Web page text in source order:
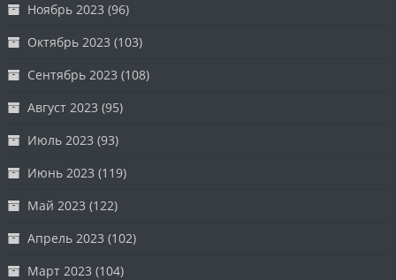
Ноябрь 2023 (96)
Октябрь 2023 (103)
Сентябрь 2023 (108)
Август 2023 (95)
Июль 2023 (93)
Июнь 2023 (119)
Май 2023 (122)
Апрель 2023 (102)
Март 2023 (104)